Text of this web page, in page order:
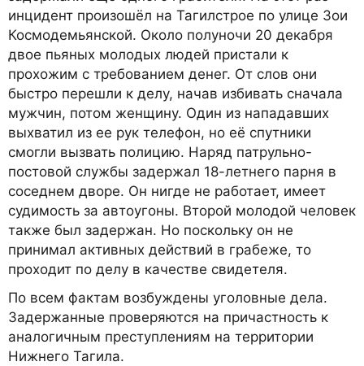
инцидент произошёл на Тагилстрое по улице Зои
Космодемьянской. Около полуночи 20 декабря
двое пьяных молодых людей пристали к
прохожим с требованием денег. От слов они
быстро перешли к делу, начав избивать сначала
мужчин, потом женщину. Один из нападавших
выхватил из ее рук телефон, но её спутники
смогли вызвать полицию. Наряд патрульно-
постовой службы задержал 18-летнего парня в
соседнем дворе. Он нигде не работает, имеет
судимость за автоугоны. Второй молодой человек
также был задержан. Но поскольку он не
принимал активных действий в грабеже, то
проходит по делу в качестве свидетеля.
По всем фактам возбуждены уголовные дела.
Задержанные проверяются на причастность к
аналогичным преступлениям на территории
Нижнего Тагила.